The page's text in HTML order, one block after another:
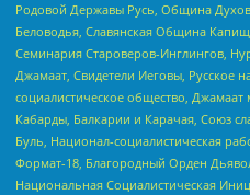
Родовой Державы Русь, Община
Беловодья, Славянская Община
Семинария Староверов-Инглингов,
Джамаат, Свидетели Иеговы, Русское
социалистическое общество,
Кабарды, Балкарии и Карачая, Союз
Буль, Национал-социалистическая
Формат-18, Благородный Орден
Национальная Социалистическая